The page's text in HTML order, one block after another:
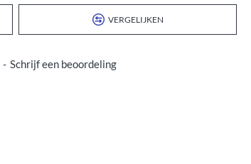
- Schrijf een beoordeling
VERGELIJKEN